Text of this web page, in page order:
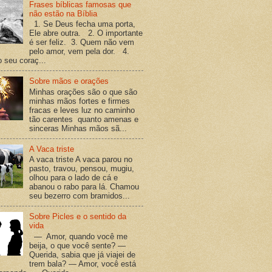
Frases bíblicas famosas que
não estão na Bíblia
1. Se Deus fecha uma porta,
Ele abre outra. 2. O importante
é ser feliz. 3. Quem não vem
pelo amor, vem pela dor. 4.
seu coraç...
Sobre mãos e orações
Minhas orações são o que são
minhas mãos fortes e firmes
fracas e leves luz no caminho
tão carentes quanto amenas e
sinceras Minhas mãos sã...
A Vaca triste
A vaca triste A vaca parou no
pasto, travou, pensou, mugiu,
olhou para o lado de cá e
abanou o rabo para lá. Chamou
seu bezerro com bramidos...
Sobre Picles e o sentido da
vida
— Amor, quando você me
beija, o que você sente? —
Querida, sabia que já viajei de
trem bala? — Amor, você está